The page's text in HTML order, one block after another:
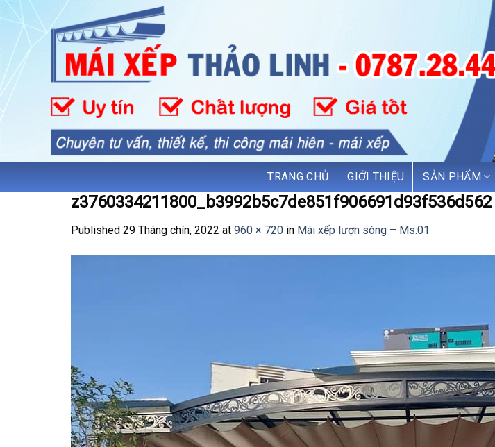
Skip
content
TRANG CHỦ GIỚI THIỆU SẢN PHẨM
z3760334211800_b3992b5c7de851f906691d93f536d562
Published 29 Tháng chín, 2022 at 960 × 720 in Mái xếp lượn sóng – Ms:01